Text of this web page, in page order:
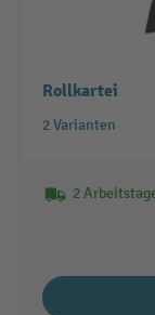
Rollkartei
2 Varianten
2